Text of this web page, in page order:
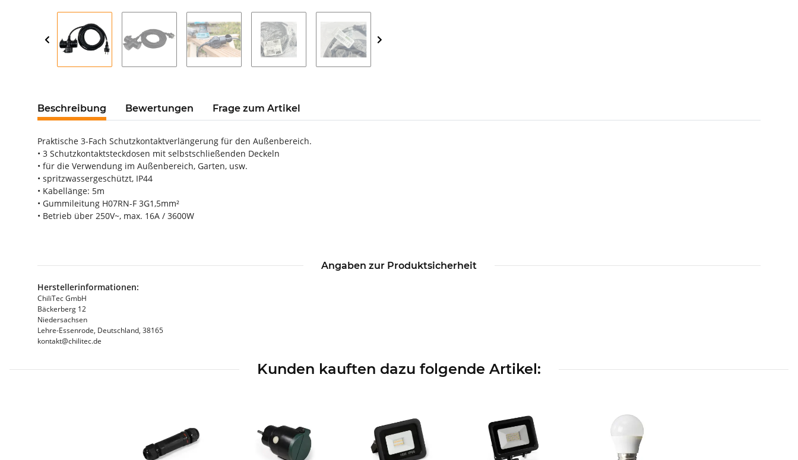
Beschreibung Bewertungen Frage zum Artikel
Praktische 3-Fach Schutzkontaktverlängerung für den Außenbereich.
• 3 Schutzkontaktsteckdosen mit selbstschließenden Deckeln
• für die Verwendung im Außenbereich, Garten, usw.
• spritzwassergeschützt, IP44
• Kabellänge: 5m
• Gummileitung H07RN-F 3G1,5mm²
• Betrieb über 250V~, max. 16A / 3600W
Angaben zur Produktsicherheit
Herstellerinformationen:
ChiliTec GmbH
Bäckerberg 12
Niedersachsen
Lehre-Essenrode, Deutschland, 38165
kontakt@chilitec.de
Kunden kauften dazu folgende Artikel: